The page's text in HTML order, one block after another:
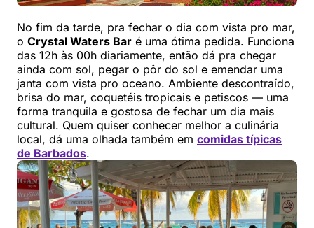
No fim da tarde, pra fechar o dia com vista pro mar,
o Crystal Waters Bar é uma ótima pedida. Funciona
das 12h às 00h diariamente, então dá pra chegar
ainda com sol, pegar o pôr do sol e emendar uma
janta com vista pro oceano. Ambiente descontraído,
brisa do mar, coquetéis tropicais e petiscos — uma
forma tranquila e gostosa de fechar um dia mais
cultural. Quem quiser conhecer melhor a culinária
local, dá uma olhada também em comidas típicas
de Barbados.